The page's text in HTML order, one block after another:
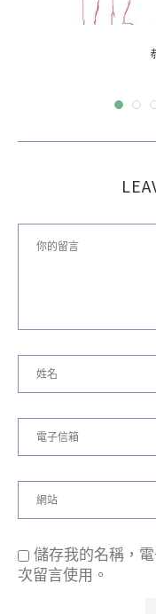
儲存我的名稱，
次留言使用。